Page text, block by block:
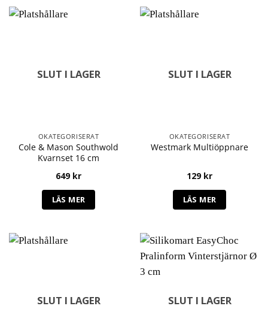
SLUT I LAGER
OKATEGORISERAT
Cole & Mason Southwold
Kvarnset 16 cm
649 kr
LÄS MER
SLUT I LAGER
OKATEGORISERAT
Westmark Multiöppnare
129 kr
LÄS MER
SLUT I LAGER SLUT I LAGER